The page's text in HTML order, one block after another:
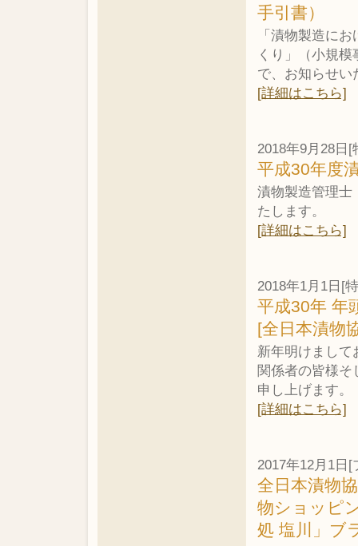
手引書）
「漬物製造に
くり」（小規
で、お知らせい
[詳細はこちら]
2018年9月28日[
平成30年度
漬物製造管理士
たします。
[詳細はこちら]
2018年1月1日[
平成30年 年
[全日本漬
新年明けまして
関係者の皆様
申し上げます。
[詳細はこちら]
2017年12月1日
全日本漬物
物ショッピ
処 塩川」ブ